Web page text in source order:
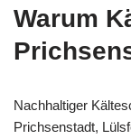
Warum
Nachhaltiger
Prichsenstadt,